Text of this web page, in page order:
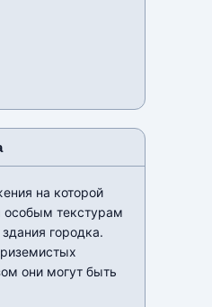
на которой
особым текстурам
городка.
они могут быть